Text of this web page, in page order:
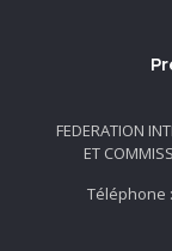
FEDERATION
ET
Téléphone